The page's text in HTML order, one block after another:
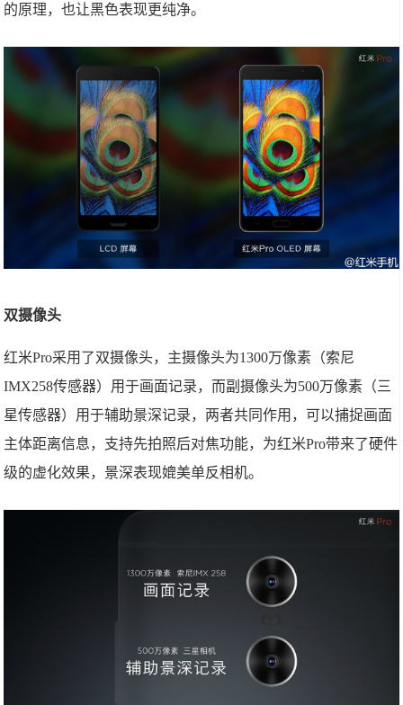
的原理，也让黑色表现更纯净。
双摄像头
红米Pro采用了双摄像头，主摄像头为1300万像素（索尼
IMX258传感器）用于画面记录，而副摄像头为500万像素（三
星传感器）用于辅助景深记录，两者共同作用，可以捕捉画面
主体距离信息，支持先拍照后对焦功能，为红米Pro带来了硬件
级的虚化效果，景深表现媲美单反相机。